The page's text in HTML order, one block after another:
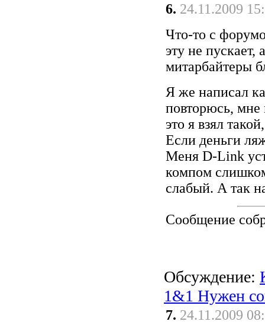
6. 24.11.2009
Что-то с
эту не
митарбайтеры
Я же написал
повторюсь,
это я взял
Если деньги
Меня D-Link
компом
слабый. А так
Сообщение
Обсуждение:
1&1 Нужен
7. 24.11.2009